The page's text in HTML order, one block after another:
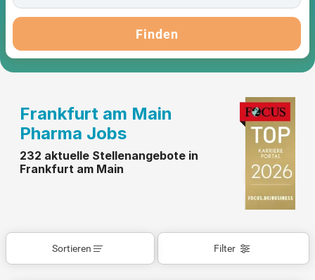
Finden
Frankfurt am Main
Pharma Jobs
232 aktuelle Stellenangebote in
Frankfurt am Main
Filter
Sortieren